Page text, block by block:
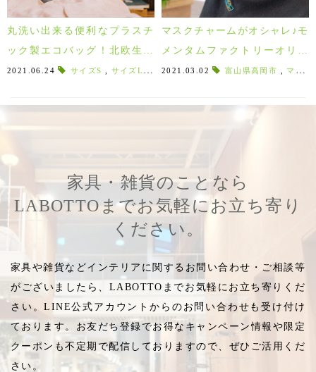
丸洗い出来る便利なプラスチ
ック製エコバッグ！北欧生ま
れのHINZA/ヒンザ♪
2021.06.24 サイズS サイズL プラム,ライトブルー ,限定カラー
マスクチャームがオシャレ♪モ
メンタムファクトリーオリイ
の真鍮アクセサリー！
2021.03.02 富山県高岡市 マスクチャーム
家具・雑貨のことなら
LABOTTOまでお気軽にお立ち寄り
ください。
家具や雑貨などインテリアに関するお問い合わせ・ご相談等
がございましたら、LABOTTOまでお気軽にお立ち寄りくだ
さい。LINE公式アカウントからのお問い合わせも受け付け
ております。お友だち登録でお得なキャンペーン情報や限定
クーポンも不定期で配信しておりますので、ぜひご活用くだ
さい。